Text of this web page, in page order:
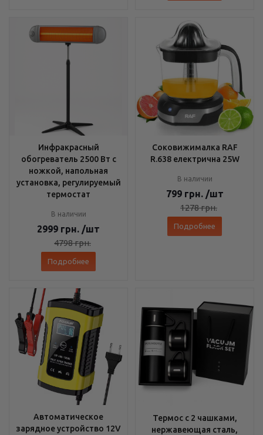
Инфракрасный
обогреватель 2500 Вт с
ножкой, напольная
установка, регулируемый
термостат
В наличии
2999 грн. /шт
4798грн.
Подробнее
Соковижималка RAF
R.638 електрична 25W
В наличии
799 грн. /шт
1278грн.
Подробнее
Автоматическое
зарядное устройство 12V
Термос с 2 чашками,
нержавеющая сталь,